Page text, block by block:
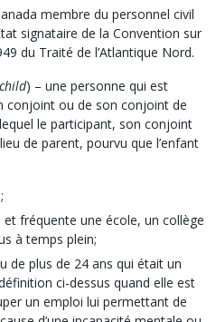
membre du personnel civil
signataire de la Convention sur
du Traité de l’Atlantique Nord.
) – une personne qui est
conjoint ou de son conjoint de
le participant, son conjoint
de parent, pourvu que l’enfant
fréquente une école, un collège
à temps plein;
de plus de 24 ans qui était un
ci-dessus quand elle est
un emploi lui permettant de